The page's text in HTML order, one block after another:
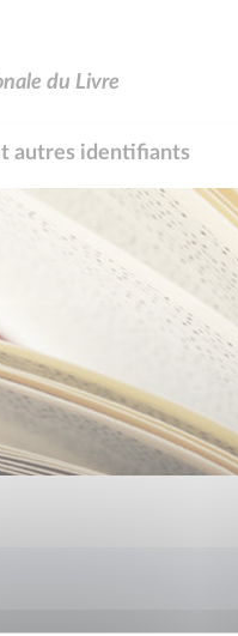
du Livre
autres identifiants